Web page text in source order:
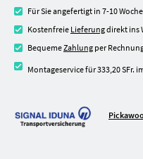
Für Sie angefertigt in 7-10
Kostenfreie Lieferungdirekt ins
BequemeZahlung per
Montageservice für 333,20 SFr.